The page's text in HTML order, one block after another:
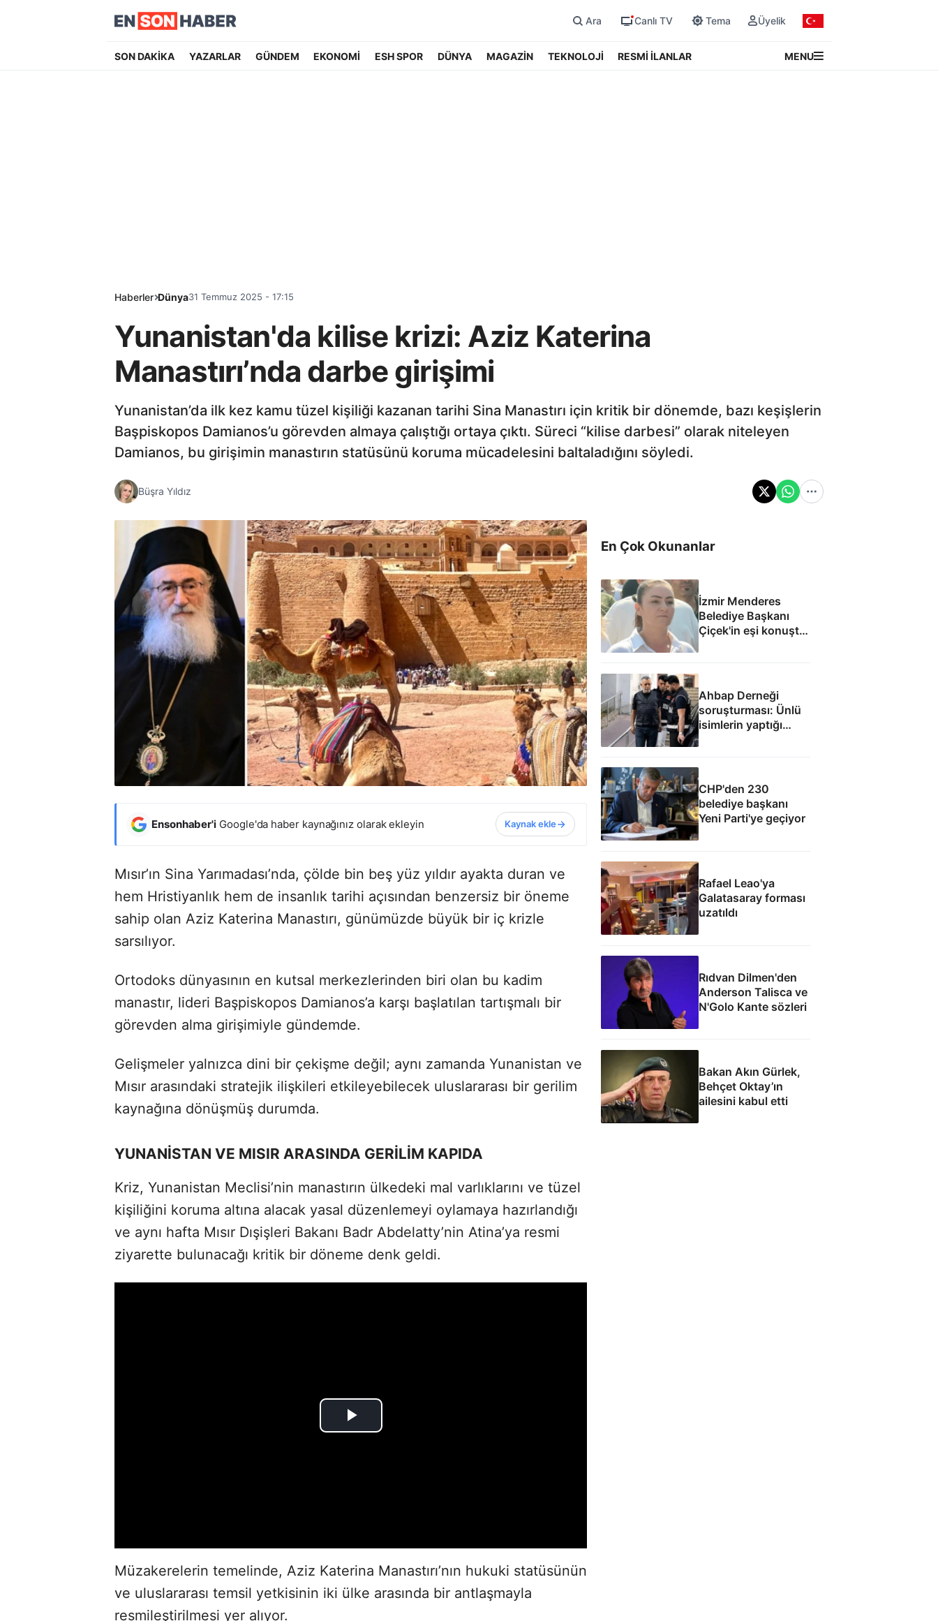
Ara Canlı TV Tema Üyelik
SON DAKİKA YAZARLAR GÜNDEM EKONOMİ ESH SPOR DÜNYA MAGAZİN TEKNOLOJİ RESMİ İLANLAR MENU
Haberler Dünya31 Temmuz 2025 - 17:15
Yunanistan'da kilise krizi: Aziz Katerina
Manastırı’nda darbe girişimi
Yunanistan’da ilk kez kamu tüzel kişiliği kazanan tarihi Sina Manastırı için kritik bir dönemde, bazı keşişlerin
Başpiskopos Damianos’u görevden almaya çalıştığı ortaya çıktı. Süreci “kilise darbesi” olarak niteleyen
Damianos, bu girişimin manastırın statüsünü koruma mücadelesini baltaladığını söyledi.
Büşra Yıldız
Ensonhaber'i Google'da haber kaynağınız olarak ekleyin Kaynak ekle
Mısır’ın Sina Yarımadası’nda, çölde bin beş yüz yıldır ayakta duran ve
hem Hristiyanlık hem de insanlık tarihi açısından benzersiz bir öneme
sahip olan Aziz Katerina Manastırı, günümüzde büyük bir iç krizle
sarsılıyor.
Ortodoks dünyasının en kutsal merkezlerinden biri olan bu kadim
manastır, lideri Başpiskopos Damianos’a karşı başlatılan tartışmalı bir
görevden alma girişimiyle gündemde.
Gelişmeler yalnızca dini bir çekişme değil; aynı zamanda Yunanistan ve
Mısır arasındaki stratejik ilişkileri etkileyebilecek uluslararası bir gerilim
kaynağına dönüşmüş durumda.
YUNANİSTAN VE MISIR ARASINDA GERİLİM KAPIDA
Kriz, Yunanistan Meclisi’nin manastırın ülkedeki mal varlıklarını ve tüzel
kişiliğini koruma altına alacak yasal düzenlemeyi oylamaya hazırlandığı
ve aynı hafta Mısır Dışişleri Bakanı Badr Abdelatty’nin Atina’ya resmi
ziyarette bulunacağı kritik bir döneme denk geldi.
Müzakerelerin temelinde, Aziz Katerina Manastırı’nın hukuki statüsünün
ve uluslararası temsil yetkisinin iki ülke arasında bir antlaşmayla
resmileştirilmesi yer alıyor.
En Çok Okunanlar
İzmir Menderes
Belediye Başkanı
Çiçek'in eşi konuştu:
Ahbap Derneği
soruşturması: Ünlü
isimlerin yaptığı
bağışlar
CHP'den 230
belediye başkanı
Yeni Parti'ye geçiyor
Rafael Leao'ya
Galatasaray forması
uzatıldı
Rıdvan Dilmen'den
Anderson Talisca ve
N'Golo Kante sözleri
Bakan Akın Gürlek,
Behçet Oktay’ın
ailesini kabul etti